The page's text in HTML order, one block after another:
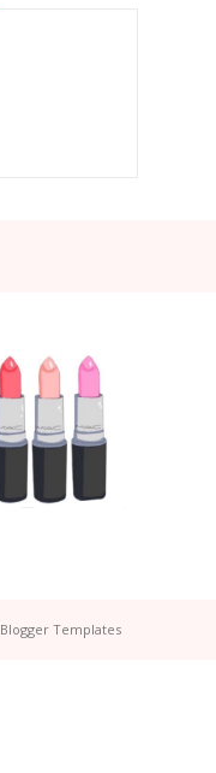
Blogger Templates